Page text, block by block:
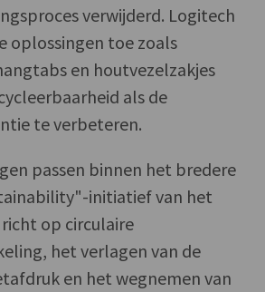
verwijderd. Logitech
oplossingen toe zoals
en houtvezelzakjes
als de
te verbeteren.
passen binnen het bredere
initiatief van het
op circulaire
het verlagen van de
en het wegnemen van